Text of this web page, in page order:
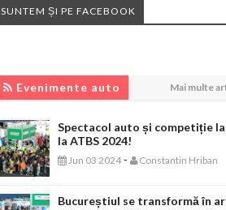
SUNTEM ȘI PE FACEBOOK
Evenimente auto Mai multe
Spectacol auto și competiție la
la ATBS 2024!
Jun 03 2024 - Constantin Hriban
Bucureștiul se transformă în